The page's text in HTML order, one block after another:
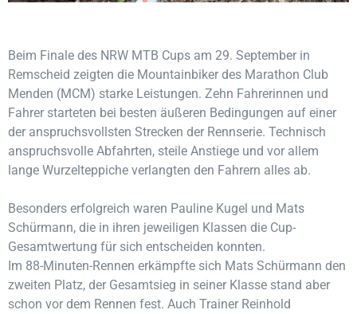
Beim Finale des NRW MTB Cups am 29. September in
Remscheid zeigten die Mountainbiker des Marathon Club
Menden (MCM) starke Leistungen. Zehn Fahrerinnen und
Fahrer starteten bei besten äußeren Bedingungen auf einer
der anspruchsvollsten Strecken der Rennserie. Technisch
anspruchsvolle Abfahrten, steile Anstiege und vor allem
lange Wurzelteppiche verlangten den Fahrern alles ab.
Besonders erfolgreich waren Pauline Kugel und Mats
Schürmann, die in ihren jeweiligen Klassen die Cup-
Gesamtwertung für sich entscheiden konnten.
Im 88-Minuten-Rennen erkämpfte sich Mats Schürmann den
zweiten Platz, der Gesamtsieg in seiner Klasse stand aber
schon vor dem Rennen fest. Auch Trainer Reinhold